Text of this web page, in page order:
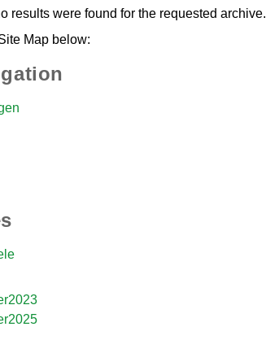
results were found for the requested archive.
Map below: